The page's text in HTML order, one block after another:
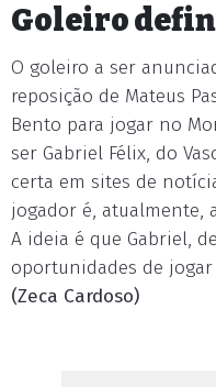
Goleiro
O goleiro a ser
reposição de Mateus
Bento para jogar no
ser Gabriel Félix, do
certa em sites de
jogador é, atualmente,
A ideia é que Gabriel,
oportunidades de
(Zeca Cardoso)